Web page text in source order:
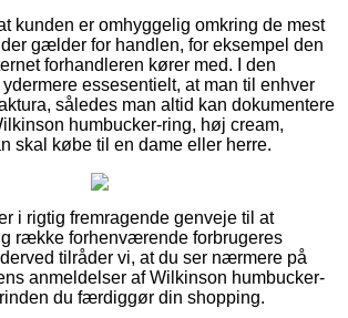
kunden er omhyggelig omkring de mest
gælder for handlen, for eksempel den
forhandleren kører med. I den
essesentielt, at man til enhver
således man altid kan dokumentere
humbucker-ring, høj cream,
skal købe til en dame eller herre.
i rigtig fremragende genveje til at
række forhenværende forbrugeres
tilråder vi, at du ser nærmere på
anmeldelser af Wilkinson humbucker-
du færdiggør din shopping.